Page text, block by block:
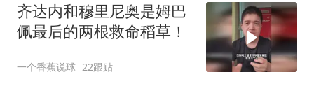
齐达内和穆里尼奥是姆巴
佩最后的两根救命稻草！
一个香蕉说球 22跟贴